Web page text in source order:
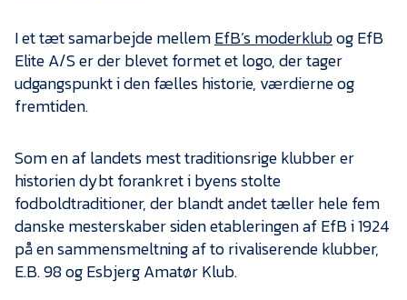
I et tæt samarbejde mellemEfB’s moderklubog EfB
Elite A/S er der blevet formet et logo, der tager
udgangspunkt i den fælles historie, værdierne og
fremtiden.
Som en af landets mest traditionsrige klubber er
historien dybt forankret i byens stolte
fodboldtraditioner, der blandt andet tæller hele fem
danske mesterskaber siden etableringen af EfB i 1924
på en sammensmeltning af to rivaliserende klubber,
E.B. 98 og Esbjerg Amatør Klub.